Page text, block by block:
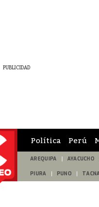
Política Perú
AREQUIPA AYACUCHO
PIURA PUNO